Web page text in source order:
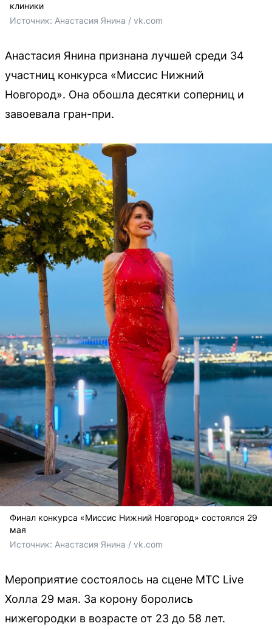
клиники
Источник: Анастасия Янина / vk.com
Анастасия Янина признана лучшей среди 34
участниц конкурса «Миссис Нижний
Новгород». Она обошла десятки соперниц и
завоевала гран-при.
Финал конкурса «Миссис Нижний Новгород» состоялся 29
мая
Источник: Анастасия Янина / vk.com
Мероприятие состоялось на сцене МТС Live
Холла 29 мая. За корону боролись
нижегородки в возрасте от 23 до 58 лет.